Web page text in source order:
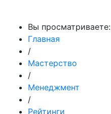
Вы просматриваете:
Главная
/
Мастерство
/
Менеджмент
/
Рейтинги